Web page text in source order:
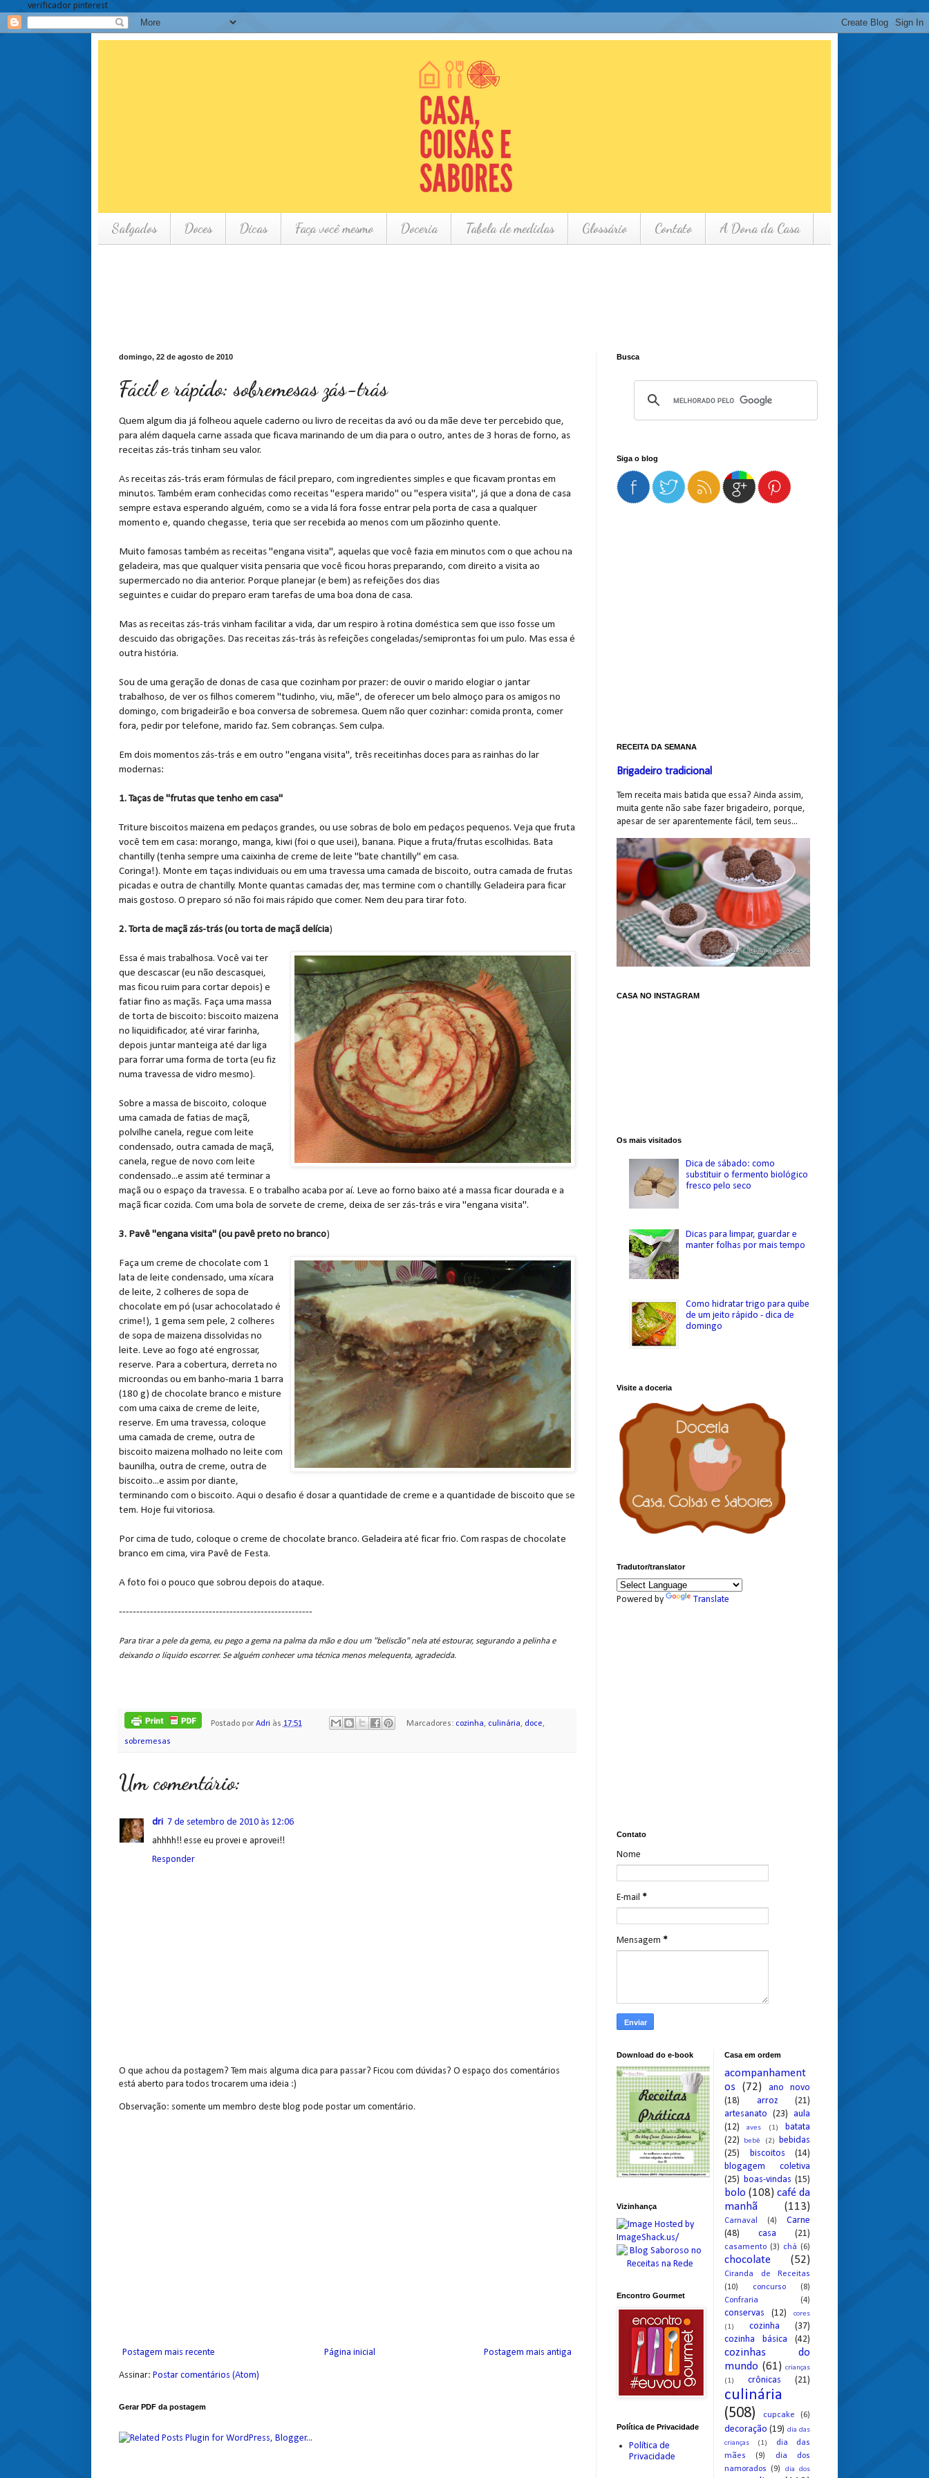
verificador pinterest
Salgados Doces Dicas Faça você mesmo Doceria Tabela de medidas Glossário Contato A Dona da Casa
domingo, 22 de agosto de 2010
Fácil e rápido: sobremesas zás-trás
Quem algum dia já folheou aquele caderno ou livro de receitas da avó ou da mãe deve ter percebido que,
para além daquela carne assada que ficava marinando de um dia para o outro, antes de 3 horas de forno, as
receitas zás-trás tinham seu valor.
As receitas zás-trás eram fórmulas de fácil preparo, com ingredientes simples e que ficavam prontas em
minutos. Também eram conhecidas como receitas "espera marido" ou "espera visita", já que a dona de casa
sempre estava esperando alguém, como se a vida lá fora fosse entrar pela porta de casa a qualquer
momento e, quando chegasse, teria que ser recebida ao menos com um pãozinho quente.
Muito famosas também as receitas "engana visita", aquelas que você fazia em minutos com o que achou na
geladeira, mas que qualquer visita pensaria que você ficou horas preparando, com direito a visita ao
supermercado no dia anterior. Porque planejar (e bem) as refeições dos dias
seguintes e cuidar do preparo eram tarefas de uma boa dona de casa.
Mas as receitas zás-trás vinham facilitar a vida, dar um respiro à rotina doméstica sem que isso fosse um
descuido das obrigações. Das receitas zás-trás às refeições congeladas/semiprontas foi um pulo. Mas essa é
outra história.
Sou de uma geração de donas de casa que cozinham por prazer: de ouvir o marido elogiar o jantar
trabalhoso, de ver os filhos comerem "tudinho, viu, mãe", de oferecer um belo almoço para os amigos no
domingo, com brigadeirão e boa conversa de sobremesa. Quem não quer cozinhar: comida pronta, comer
fora, pedir por telefone, marido faz. Sem cobranças. Sem culpa.
Em dois momentos zás-trás e em outro "engana visita", três receitinhas doces para as rainhas do lar
modernas:
1. Taças de "frutas que tenho em casa"
Triture biscoitos maizena em pedaços grandes, ou use sobras de bolo em pedaços pequenos. Veja que fruta
você tem em casa: morango, manga, kiwi (foi o que usei), banana. Pique a fruta/frutas escolhidas. Bata
chantilly (tenha sempre uma caixinha de creme de leite "bate chantilly" em casa.
Coringa!). Monte em taças individuais ou em uma travessa uma camada de biscoito, outra camada de frutas
picadas e outra de chantilly. Monte quantas camadas der, mas termine com o chantilly. Geladeira para ficar
mais gostoso. O preparo só não foi mais rápido que comer. Nem deu para tirar foto.
2. Torta de maçã zás-trás (ou torta de maçã delícia)
Essa é mais trabalhosa. Você vai ter
que descascar (eu não descasquei,
mas ficou ruim para cortar depois) e
fatiar fino as maçãs. Faça uma massa
de torta de biscoito: biscoito maizena
no liquidificador, até virar farinha,
depois juntar manteiga até dar liga
para forrar uma forma de torta (eu fiz
numa travessa de vidro mesmo).
Sobre a massa de biscoito, coloque
uma camada de fatias de maçã,
polvilhe canela, regue com leite
condensado, outra camada de maçã,
canela, regue de novo com leite
condensado...e assim até terminar a
maçã ou o espaço da travessa. E o trabalho acaba por aí. Leve ao forno baixo até a massa ficar dourada e a
maçã ficar cozida. Com uma bola de sorvete de creme, deixa de ser zás-trás e vira "engana visita".
3. Pavê "engana visita" (ou pavê preto no branco)
Faça um creme de chocolate com 1
lata de leite condensado, uma xícara
de leite, 2 colheres de sopa de
chocolate em pó (usar achocolatado é
crime!), 1 gema sem pele, 2 colheres
de sopa de maizena dissolvidas no
leite. Leve ao fogo até engrossar,
reserve. Para a cobertura, derreta no
microondas ou em banho-maria 1 barra
(180 g) de chocolate branco e misture
com uma caixa de creme de leite,
reserve. Em uma travessa, coloque
uma camada de creme, outra de
biscoito maizena molhado no leite com
baunilha, outra de creme, outra de
biscoito...e assim por diante,
terminando com o biscoito. Aqui o desafio é dosar a quantidade de creme e a quantidade de biscoito que se
tem. Hoje fui vitoriosa.
Por cima de tudo, coloque o creme de chocolate branco. Geladeira até ficar frio. Com raspas de chocolate
branco em cima, vira Pavê de Festa.
A foto foi o pouco que sobrou depois do ataque.
--------------------------------------------------------
Para tirar a pele da gema, eu pego a gema na palma da mão e dou um "beliscão" nela até estourar, segurando a pelinha e
deixando o líquido escorrer. Se alguém conhecer uma técnica menos melequenta, agradecida.
Postado por Adri às 17:51 Marcadores: cozinha, culinária, doce,
sobremesas
Um comentário:
dri 7 de setembro de 2010 às 12:06
ahhhh!! esse eu provei e aprovei!!
Responder
O que achou da postagem? Tem mais alguma dica para passar? Ficou com dúvidas? O espaço dos comentários
está aberto para todos trocarem uma ideia :)
Observação: somente um membro deste blog pode postar um comentário.
Postagem mais recente Postagem mais antiga
Página inicial
Assinar: Postar comentários (Atom)
Gerar PDF da postagem
Busca
Siga o blog
RECEITA DA SEMANA
Brigadeiro tradicional
Tem receita mais batida que essa? Ainda assim,
muita gente não sabe fazer brigadeiro, porque,
apesar de ser aparentemente fácil, tem seus...
CASA NO INSTAGRAM
Os mais visitados
Dica de sábado: como
substituir o fermento biológico
fresco pelo seco
Dicas para limpar, guardar e
manter folhas por mais tempo
Como hidratar trigo para quibe
de um jeito rápido - dica de
domingo
Visite a doceria
Tradutor/translator
Powered by Translate
Contato
Nome
E-mail *
Mensagem *
Download do e-book
Vizinhança
Encontro Gourmet
Política de Privacidade
Política de
Privacidade
Casa em ordem
acompanhament
os
(72)
ano novo
(18)
arroz
(21)
artesanato (23) aula
(12)
aves (1)
batata
(22)
bebê (2)
bebidas
(25)
biscoitos
(14)
blogagem coletiva
(25) boas-vindas (15)
bolo (108) café da
manhã
(113)
Carnaval (4)
Carne
(48)
casa (21)
casamento (3) chá (6)
chocolate (52)
Ciranda de Receitas
(10)
concurso
(8)
Confraria
(4)
conservas (12)
cores
(1)
cozinha
(37)
cozinha básica
(42)
cozinhas do
mundo (61) crianças
(1)
crônicas (21)
culinária
(508)
cupcake (6)
decoração (19) dia das
crianças
(1)
dia das
mães
(9)
dia dos
namorados
(9) dia dos